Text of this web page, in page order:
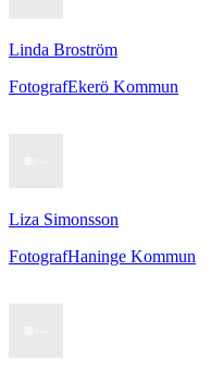
Linda Broström
FotografEkerö Kommun
Liza Simonsson
FotografHaninge Kommun